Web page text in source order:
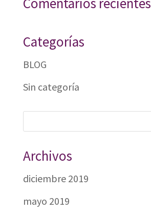
Categorías
BLOG
Sin categoría
Archivos
diciembre 2019
mayo 2019